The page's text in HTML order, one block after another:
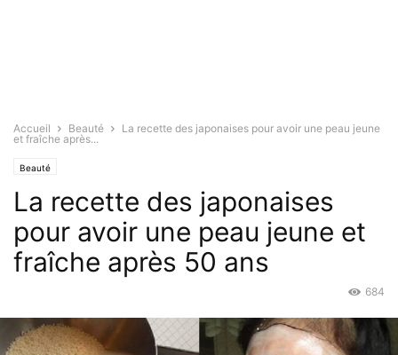
Accueil Beauté
La recette des japonaises pour avoir une peau jeune
et fraîche après...
Beauté
La recette des japonaises
pour avoir une peau jeune et
fraîche après 50 ans
684